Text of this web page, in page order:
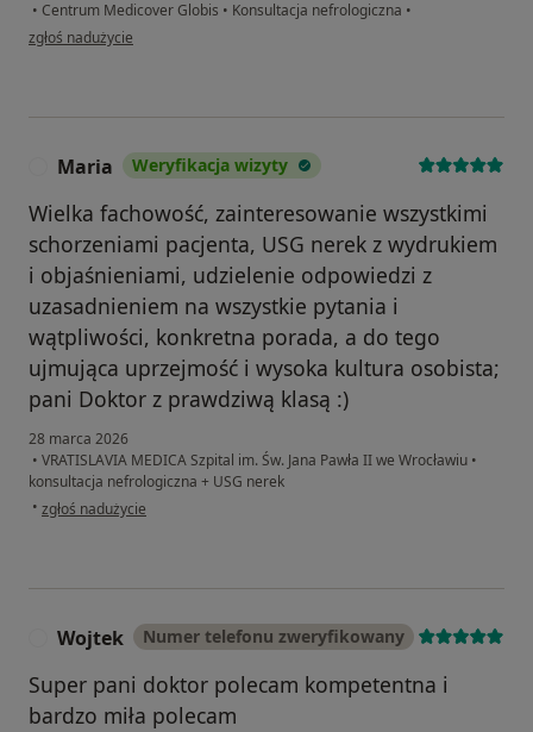
• Centrum Medicover Globis • Konsultacja nefrologiczna •
w opinii użytkownika Emilia
zgłoś nadużycie
Maria Weryfikacja wizyty
Wielka fachowość, zainteresowanie wszystkimi
schorzeniami pacjenta, USG nerek z wydrukiem
i objaśnieniami, udzielenie odpowiedzi z
uzasadnieniem na wszystkie pytania i
wątpliwości, konkretna porada, a do tego
ujmująca uprzejmość i wysoka kultura osobista;
pani Doktor z prawdziwą klasą :)
28 marca 2026
• VRATISLAVIA MEDICA Szpital im. Św. Jana Pawła II we Wrocławiu •
konsultacja nefrologiczna + USG nerek
• w opinii użytkownika Maria
zgłoś nadużycie
Wojtek Numer telefonu zweryfikowany
Super pani doktor polecam kompetentna i
bardzo miła polecam